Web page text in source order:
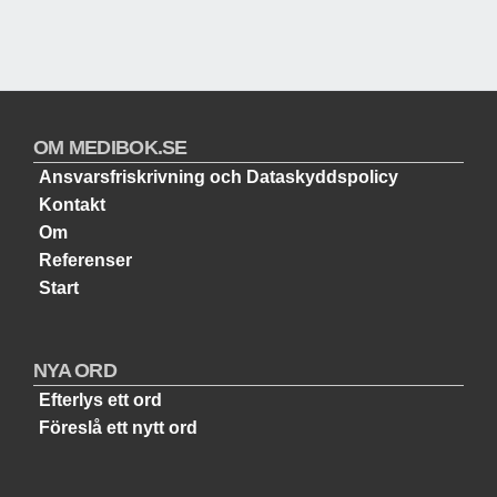
OM MEDIBOK.SE
Ansvarsfriskrivning och Dataskyddspolicy
Kontakt
Om
Referenser
Start
NYA ORD
Efterlys ett ord
Föreslå ett nytt ord